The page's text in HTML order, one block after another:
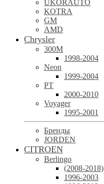
UKORAUTO
KOTRA
GM
AMD
Chrysler
300M
1998-2004
Neon
1999-2004
PT
2000-2010
Voyager
1995-2001
Бренды
JORDEN
CITROEN
Berlingo
(2008-2018)
1996-2003